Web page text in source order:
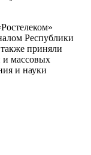
Республики
приняли
и массовых
и науки